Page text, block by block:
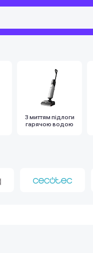
З миттям підлоги
гарячою водою